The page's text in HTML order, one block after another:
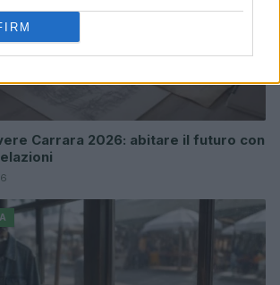
Carrara 2026: abitare il futuro con